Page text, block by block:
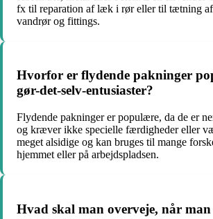
fx til reparation af læk i rør eller til tætning
vandrør og fittings.
Hvorfor er flydende pakninger
gør-det-selv-entusiaster?
Flydende pakninger er populære, da de er
og kræver ikke specielle færdigheder eller
meget alsidige og kan bruges til mange
hjemmet eller på arbejdspladsen.
Hvad skal man overveje, når